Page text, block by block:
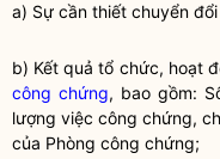
a) Sự cần thiết chuyển đổi
b) Kết quả tổ chức, hoạt
công chứng, bao gồm:
lượng việc công chứng,
của Phòng công chứng;